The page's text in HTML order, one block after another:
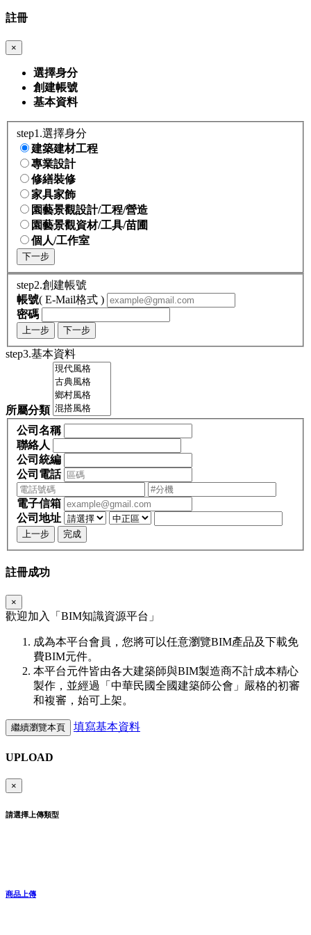
註冊
×
選擇身分
創建帳號
基本資料
step1.選擇身分
建築建材工程
專業設計
修繕裝修
家具家飾
園藝景觀設計/工程/營造
園藝景觀資材/工具/苗圃
個人/工作室
下一步
step2.創建帳號
帳號( E-Mail格式 )
密碼
上一步 下一步
step3.基本資料
所屬分類
公司名稱
聯絡人
公司統編
公司電話
電子信箱
公司地址
上一步 完成
註冊成功
×
歡迎加入「 BIM知識資源平台」
成為本平台會員，您將可以任意瀏覽BIM產品及下載免
費BIM元件。
本平台元件皆由各大建築師與BIM製造商不計成本精心
製作，並經過「中華民國全國建築師公會」嚴格的初審
和複審，始可上架。
繼續瀏覽本頁 填寫基本資料
UPLOAD
×
請選擇上傳類型
商品上傳